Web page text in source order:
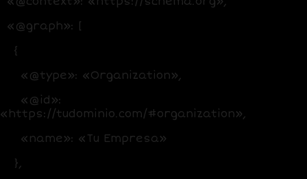
«@graph»: [
{
«@type»: «Organization»,
«@id»:
«https://tudominio.com/#organization»,
«name»: «Tu Empresa»
},